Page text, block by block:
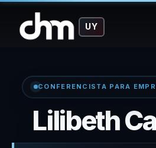
UY
CONFERENCISTA PARA
Lilibeth